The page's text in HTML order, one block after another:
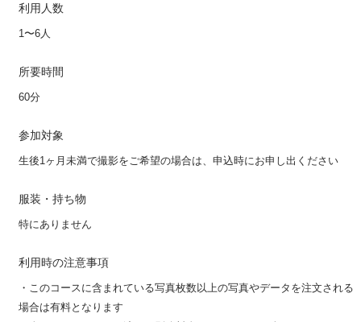
利用人数
1〜6人
所要時間
60分
参加対象
生後1ヶ月未満で撮影をご希望の場合は、申込時にお申し出ください
服装・持ち物
特にありません
利用時の注意事項
・このコースに含まれている写真枚数以上の写真やデータを注文される
場合は有料となります